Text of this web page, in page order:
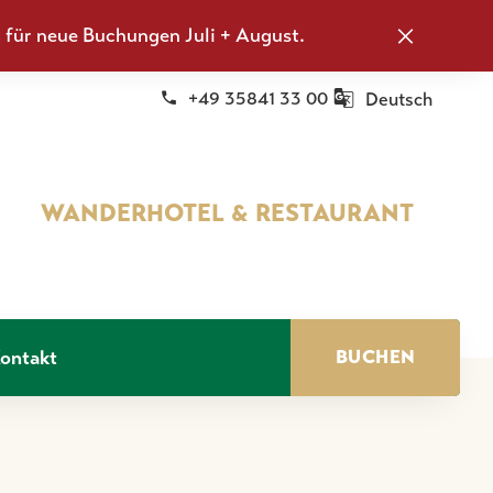
neue Buchungen Juli + August.
+49 35841 33 00 Deutsch
WANDERHOTEL & RESTAURANT
BUCHEN